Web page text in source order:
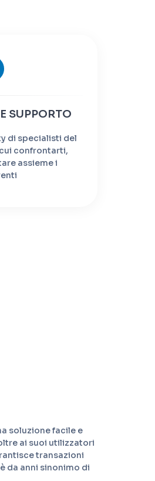
SUPPORTO
di specialisti del
confrontarti,
assieme i
soluzione facile e
ai suoi utilizzatori
transazioni
da anni sinonimo di